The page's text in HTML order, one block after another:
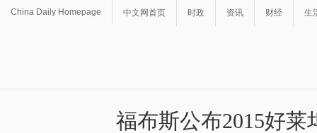
China Daily Homepage 中文网首页 时政 资讯 财经 生
福布斯公布2015好